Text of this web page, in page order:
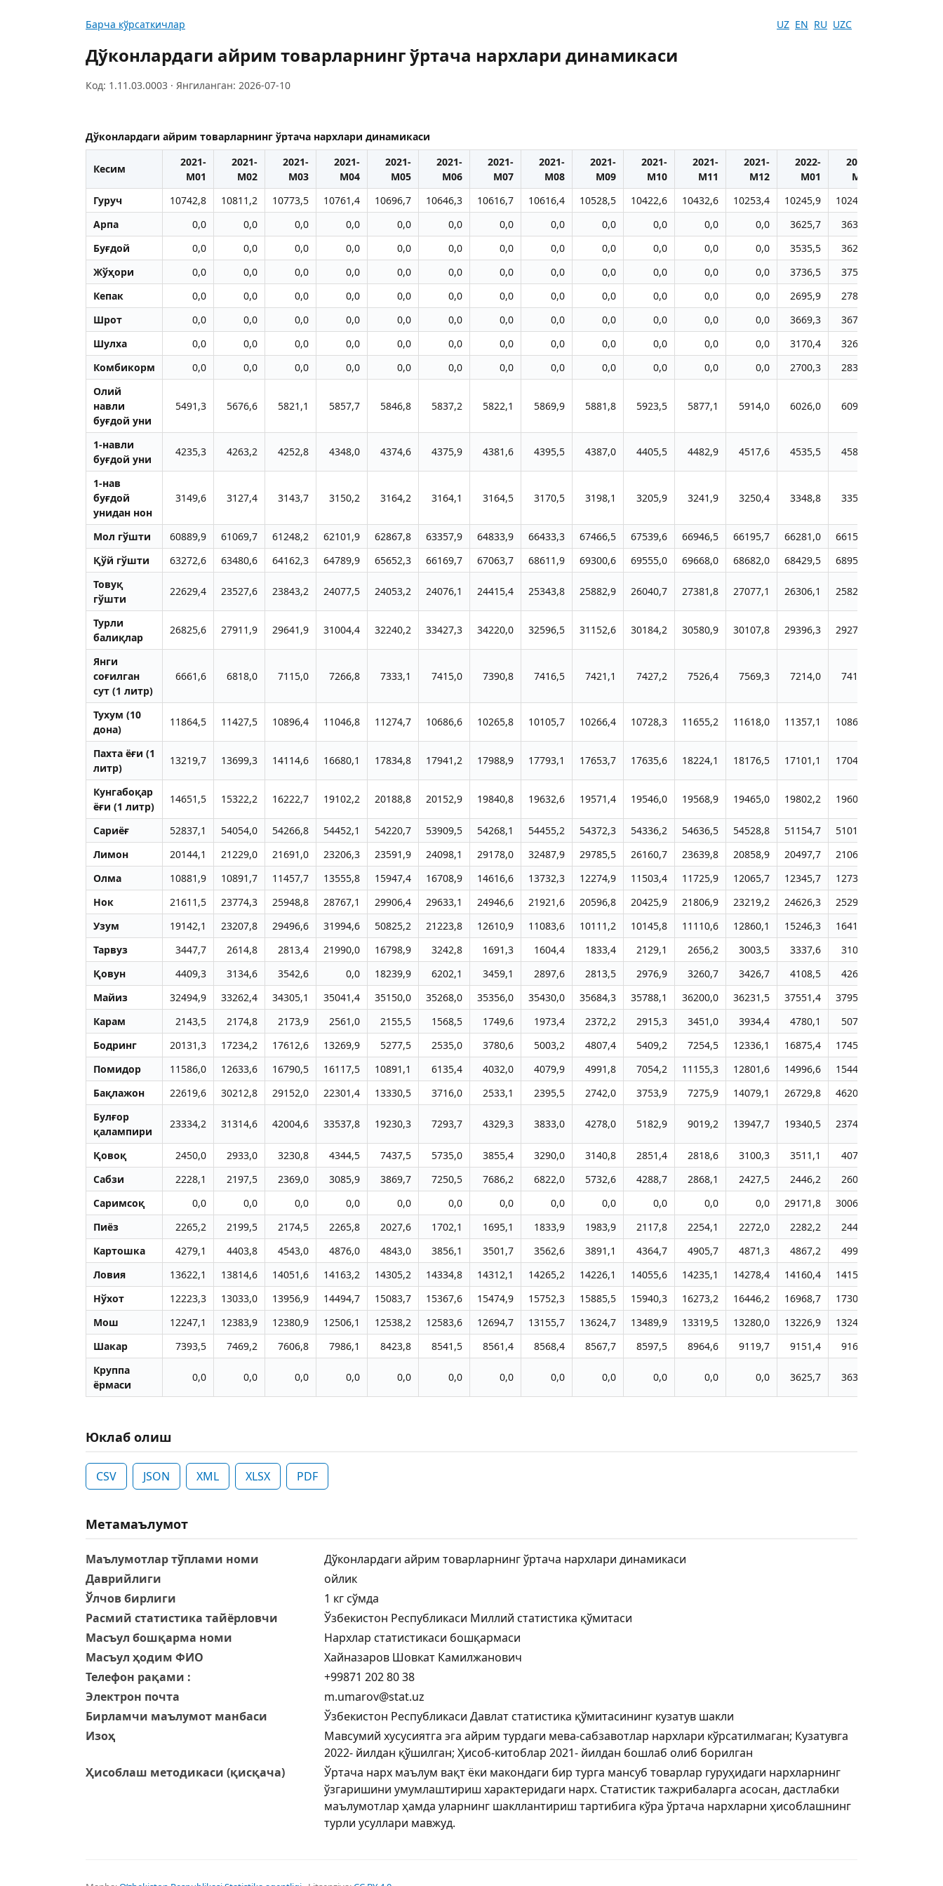
Барча кўрсаткичлар UZ EN RU UZC
Дўконлардаги айрим товарларнинг ўртача нархлари динамикаси
Код: 1.11.03.0003 · Янгиланган: 2026-07-10
Дўконлардаги айрим товарларнинг ўртача нархлари динамикаси
Кесим
2021-
М01
2021-
М02
2021-
М03
2021-
М04
2021-
М05
2021-
М06
2021-
М07
2021-
М08
2021-
М09
2021-
М10
2021-
М11
2021-
М12
2022-
M01
2022-
M02
Гуруч
10742,8 10811,2 10773,5 10761,4 10696,7 10646,3 10616,7 10616,4 10528,5 10422,6 10432,6 10253,4 10245,9 10248,8
Арпа
0,0 0,0 0,0 0,0 0,0 0,0 0,0 0,0 0,0 0,0 0,0 0,0 3625,7 3635,8
Буғдой
0,0 0,0 0,0 0,0 0,0 0,0 0,0 0,0 0,0 0,0 0,0 0,0 3535,5 3629,8
Жўҳори
0,0 0,0 0,0 0,0 0,0 0,0 0,0 0,0 0,0 0,0 0,0 0,0 3736,5 3752,5
Кепак
0,0 0,0 0,0 0,0 0,0 0,0 0,0 0,0 0,0 0,0 0,0 0,0 2695,9 2784,3
Шрот
0,0 0,0 0,0 0,0 0,0 0,0 0,0 0,0 0,0 0,0 0,0 0,0 3669,3 3674,3
Шулха
0,0 0,0 0,0 0,0 0,0 0,0 0,0 0,0 0,0 0,0 0,0 0,0 3170,4 3261,2
Комбикорм
0,0 0,0 0,0 0,0 0,0 0,0 0,0 0,0 0,0 0,0 0,0 0,0 2700,3 2831,9
Олий
навли
буғдой уни
5491,3 5676,6 5821,1 5857,7 5846,8 5837,2 5822,1 5869,9 5881,8 5923,5 5877,1 5914,0 6026,0 6096,9
1-навли
буғдой уни
4235,3 4263,2 4252,8 4348,0 4374,6 4375,9 4381,6 4395,5 4387,0 4405,5 4482,9 4517,6 4535,5 4588,6
1-нав
буғдой
унидан нон
3149,6 3127,4 3143,7 3150,2 3164,2 3164,1 3164,5 3170,5 3198,1 3205,9 3241,9 3250,4 3348,8 3359,9
Мол гўшти 60889,9 61069,7 61248,2 62101,9 62867,8 63357,9 64833,9 66433,3 67466,5 67539,6 66946,5 66195,7 66281,0 66154,9
Қўй гўшти
63272,6 63480,6 64162,3 64789,9 65652,3 66169,7 67063,7 68611,9 69300,6 69555,0 69668,0 68682,0 68429,5 68955,4
Товуқ
гўшти
22629,4 23527,6 23843,2 24077,5 24053,2 24076,1 24415,4 25343,8 25882,9 26040,7 27381,8 27077,1 26306,1 25825,4
Турли
балиқлар
26825,6 27911,9 29641,9 31004,4 32240,2 33427,3 34220,0 32596,5 31152,6 30184,2 30580,9 30107,8 29396,3 29272,0
Янги
соғилган
сут (1 литр)
6661,6 6818,0 7115,0 7266,8 7333,1 7415,0 7390,8 7416,5 7421,1 7427,2 7526,4 7569,3 7214,0 7412,0
Тухум (10
дона)
11864,5 11427,5 10896,4 11046,8 11274,7 10686,6 10265,8 10105,7 10266,4 10728,3 11655,2 11618,0 11357,1 10863,0
Пахта ёғи (1
литр)
13219,7 13699,3 14114,6 16680,1 17834,8 17941,2 17988,9 17793,1 17653,7 17635,6 18224,1 18176,5 17101,1 17040,0
Кунгабоқар
ёғи (1 литр)
14651,5 15322,2 16222,7 19102,2 20188,8 20152,9 19840,8 19632,6 19571,4 19546,0 19568,9 19465,0 19802,2 19608,0
Сариёғ 52837,1 54054,0 54266,8 54452,1 54220,7 53909,5 54268,1 54455,2 54372,3 54336,2 54636,5 54528,8 51154,7 51012,2
Лимон
20144,1 21229,0 21691,0 23206,3 23591,9 24098,1 29178,0 32487,9 29785,5 26160,7 23639,8 20858,9 20497,7 21062,2
Олма
10881,9 10891,7 11457,7 13555,8 15947,4 16708,9 14616,6 13732,3 12274,9 11503,4 11725,9 12065,7 12345,7 12732,0
Нок
21611,5 23774,3 25948,8 28767,1 29906,4 29633,1 24946,6 21921,6 20596,8 20425,9 21806,9 23219,2 24626,3 25290,0
Узум
19142,1 23207,8 29496,6 31994,6 50825,2 21223,8 12610,9 11083,6 10111,2 10145,8 11110,6 12860,1 15246,3 16414,5
Тарвуз
3447,7 2614,8 2813,4 21990,0 16798,9 3242,8 1691,3 1604,4 1833,4 2129,1 2656,2 3003,5 3337,6 3103,4
Қовун
4409,3 3134,6 3542,6 0,0 18239,9 6202,1 3459,1 2897,6 2813,5 2976,9 3260,7 3426,7 4108,5 4260,8
Майиз
32494,9 33262,4 34305,1 35041,4 35150,0 35268,0 35356,0 35430,0 35684,3 35788,1 36200,0 36231,5 37551,4 37955,8
Карам
2143,5 2174,8 2173,9 2561,0 2155,5 1568,5 1749,6 1973,4 2372,2 2915,3 3451,0 3934,4 4780,1 5071,2
Бодринг
20131,3 17234,2 17612,6 13269,9 5277,5 2535,0 3780,6 5003,2 4807,4 5409,2 7254,5 12336,1 16875,4 17457,8
Помидор
11586,0 12633,6 16790,5 16117,5 10891,1 6135,4 4032,0 4079,9 4991,8 7054,2 11155,3 12801,6 14996,6 15440,2
Бақлажон
22619,6 30212,8 29152,0 22301,4 13330,5 3716,0 2533,1 2395,5 2742,0 3753,9 7275,9 14079,1 26729,8 46203,0
Булғор
қалампири
23334,2 31314,6 42004,6 33537,8 19230,3 7293,7 4329,3 3833,0 4278,0 5182,9 9019,2 13947,7 19340,5 23741,7
Қовоқ 2450,0 2933,0 3230,8 4344,5 7437,5 5735,0 3855,4 3290,0 3140,8 2851,4 2818,6 3100,3 3511,1 4076,5
Сабзи
2228,1 2197,5 2369,0 3085,9 3869,7 7250,5 7686,2 6822,0 5732,6 4288,7 2868,1 2427,5 2446,2 2607,2
Саримсоқ
0,0 0,0 0,0 0,0 0,0 0,0 0,0 0,0 0,0 0,0 0,0 0,0 29171,8 30067,7
Пиёз
2265,2 2199,5 2174,5 2265,8 2027,6 1702,1 1695,1 1833,9 1983,9 2117,8 2254,1 2272,0 2282,2 2442,2
Картошка
4279,1 4403,8 4543,0 4876,0 4843,0 3856,1 3501,7 3562,6 3891,1 4364,7 4905,7 4871,3 4867,2 4997,2
Ловия
13622,1 13814,6 14051,6 14163,2 14305,2 14334,8 14312,1 14265,2 14226,1 14055,6 14235,1 14278,4 14160,4 14154,8
Нўхот
12223,3 13033,0 13956,9 14494,7 15083,7 15367,6 15474,9 15752,3 15885,5 15940,3 16273,2 16446,2 16968,7 17301,3
Мош
12247,1 12383,9 12380,9 12506,1 12538,2 12583,6 12694,7 13155,7 13624,7 13489,9 13319,5 13280,0 13226,9 13241,2
Шакар
7393,5 7469,2 7606,8 7986,1 8423,8 8541,5 8561,4 8568,4 8567,7 8597,5 8964,6 9119,7 9151,4 9166,2
Круппа
ёрмаси
0,0 0,0 0,0 0,0 0,0 0,0 0,0 0,0 0,0 0,0 0,0 0,0 3625,7 3635,8
Юклаб олиш
CSV JSON XML XLSX PDF
Метамаълумот
Маълумотлар тўплами номи
Дўконлардаги айрим товарларнинг ўртача нархлари динамикаси
Даврийлиги
ойлик
Ўлчов бирлиги
1 кг сўмда
Расмий статистика тайёрловчи
Ўзбекистон Республикаси Миллий статистика қўмитаси
Масъул бошқарма номи
Нархлар статистикаси бошқармаси
Масъул ҳодим ФИО
Хайназаров Шовкат Камилжанович
Телефон рақами :
+99871 202 80 38
Электрон почта
m.umarov@stat.uz
Бирламчи маълумот манбаси
Ўзбекистон Республикаси Давлат статистика қўмитасининг кузатув шакли
Изоҳ
Мавсумий хусусиятга эга айрим турдаги мева-сабзавотлар нархлари кўрсатилмаган; Кузатувга
2022- йилдан қўшилган; Ҳисоб-китоблар 2021- йилдан бошлаб олиб борилган
Ҳисоблаш методикаси (қисқача)
Ўртача нарх маълум вақт ёки макондаги бир турга мансуб товарлар гуруҳидаги нархларнинг
ўзгаришини умумлаштириш характеридаги нарх. Статистик тажрибаларга асосан, дастлабки
маълумотлар ҳамда уларнинг шакллантириш тартибига кўра ўртача нархларни ҳисоблашнинг
турли усуллари мавжуд.